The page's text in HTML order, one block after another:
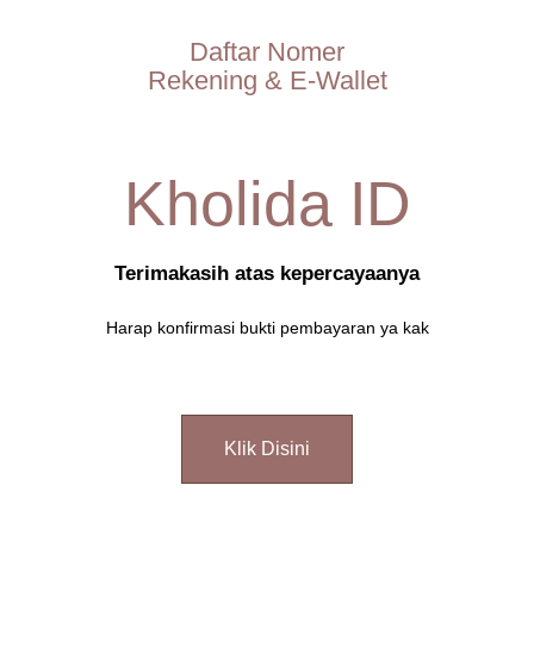
Daftar Nomer
Rekening & E-Wallet
Kholida ID
Terimakasih atas kepercayaanya
Harap konfirmasi bukti pembayaran ya kak
Klik Disini